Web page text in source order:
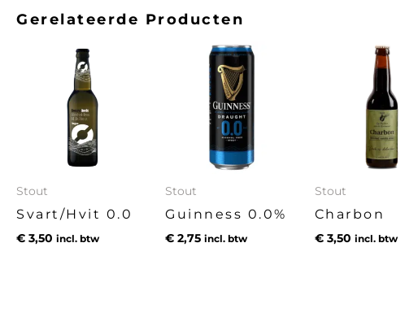
Gerelateerde Producten
Stout
Svart/Hvit 0.0
€ 3,50 incl. btw
Stout
Guinness 0.0%
€ 2,75 incl. btw
Stout
Charbon
€3,50 incl. btw